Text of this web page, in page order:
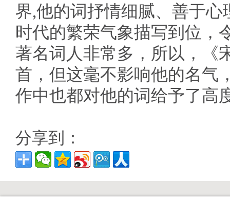
界,他的词抒情细腻、善于
时代的繁荣气象描写到位，
著名词人非常多，所以，《
首，但这毫不影响他的名气
作中也都对他的词给予
分享到：